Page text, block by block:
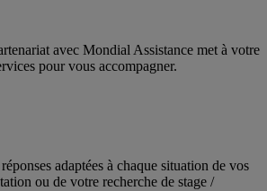
avec Mondial Assistance met à votre
pour vous accompagner.
adaptées à chaque situation de vos
ou de votre recherche de stage /